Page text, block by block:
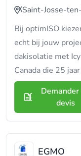
Saint-Josse-
Bij optimISO
echt bij jouw
dakisolatie met
Canada die 25
Demander
devis
EGMO